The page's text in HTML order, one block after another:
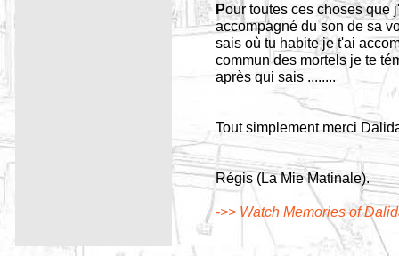
Pour toutes ces choses que
accompagné du son de sa
sais où tu habite je t'ai
commun des mortels je te
après qui sais ........
Tout simplement merci
Régis (La Mie Matinale).
->> Watch Memories of